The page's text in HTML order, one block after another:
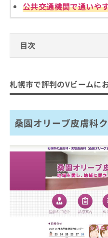
公共交通機関で通いや
目次
桑園オリーブ皮膚科
白いあさがお皮ふ科
札幌駅前 さくら形成
SSCクリニック
まとめ：札幌市で
クリニック5選
札幌市で評判のVビームに
桑園オリーブ皮膚科